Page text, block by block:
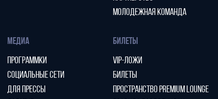
МОЛОДЕЖНАЯ КОМАНДА
МЕДИА
ПРОГРАММКИ
СОЦИАЛЬНЫЕ СЕТИ
ДЛЯ ПРЕССЫ
БИЛЕТЫ
VIP-ЛОЖИ
БИЛЕТЫ
ПРОСТРАНСТВО PREMIUM LOUNGE